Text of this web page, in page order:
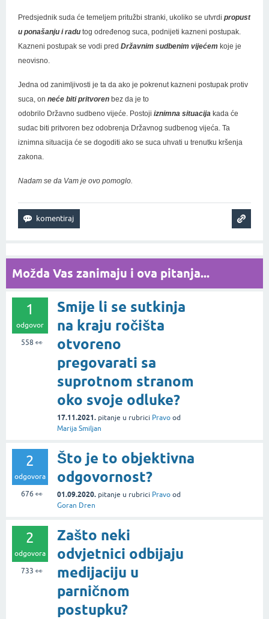
Predsjednik suda će temeljem pritužbi stranki, ukoliko se utvrdi propust
u ponašanju i radu tog određenog suca, podnijeti kazneni postupak.
Kazneni postupak se vodi pred Državnim sudbenim vijećem koje je
neovisno.
Jedna od zanimljivosti je ta da ako je pokrenut kazneni postupak protiv
suca, on neće biti pritvoren bez da je to
odobrilo Državno sudbeno vijeće. Postoji iznimna situacija kada će
sudac biti pritvoren bez odobrenja Državnog sudbenog vijeća. Ta
iznimna situacija će se dogoditi ako se suca uhvati u trenutku kršenja
zakona.
Nadam se da Vam je ovo pomoglo.
Možda Vas zanimaju i ova pitanja...
1
odgovor
558 👀
Smije li se sutkinja
na kraju ročišta
otvoreno
pregovarati sa
suprotnom stranom
oko svoje odluke?
17.11.2021. pitanje u rubrici Pravo od
Marija Smiljan
2
odgovora
676 👀
Što je to objektivna
odgovornost?
01.09.2020. pitanje u rubrici Pravo od
Goran Dren
2
odgovora
733 👀
Zašto neki
odvjetnici odbijaju
medijaciju u
parničnom
postupku?